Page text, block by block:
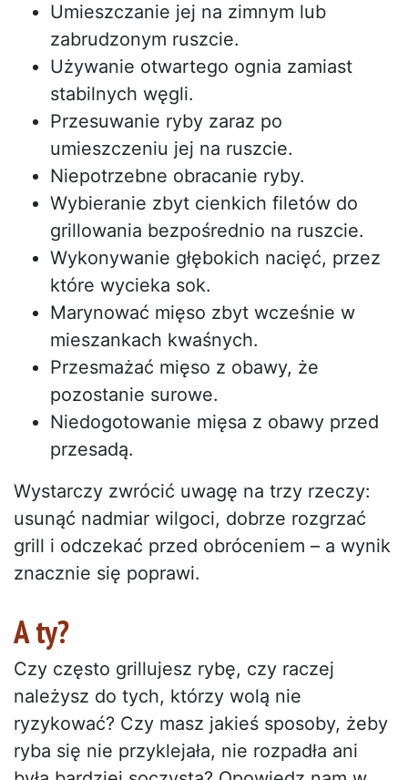
Umieszczanie jej na zimnym lub
zabrudzonym ruszcie.
Używanie otwartego ognia zamiast
stabilnych węgli.
Przesuwanie ryby zaraz po
umieszczeniu jej na ruszcie.
Niepotrzebne obracanie ryby.
Wybieranie zbyt cienkich filetów do
grillowania bezpośrednio na ruszcie.
Wykonywanie głębokich nacięć, przez
które wycieka sok.
Marynować mięso zbyt wcześnie w
mieszankach kwaśnych.
Przesmażać mięso z obawy, że
pozostanie surowe.
Niedogotowanie mięsa z obawy przed
przesadą.
Wystarczy zwrócić uwagę na trzy rzeczy:
usunąć nadmiar wilgoci, dobrze rozgrzać
grill i odczekać przed obróceniem – a wynik
znacznie się poprawi.
A ty?
Czy często grillujesz rybę, czy raczej
należysz do tych, którzy wolą nie
ryzykować? Czy masz jakieś sposoby, żeby
ryba się nie przyklejała, nie rozpadła ani